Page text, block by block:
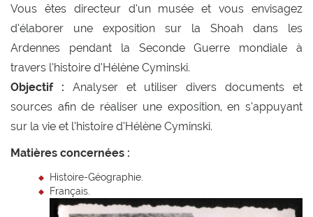
Vous êtes directeur d’un musée et vous envisagez
d’élaborer une exposition sur la Shoah dans les
Ardennes pendant la Seconde Guerre mondiale à
travers l’histoire d’Hélène Cyminski.
Objectif : Analyser et utiliser divers documents et
sources afin de réaliser une exposition, en s’appuyant
sur la vie et l’histoire d’Hélène Cyminski.
Matières concernées :
Histoire-Géographie.
Français.